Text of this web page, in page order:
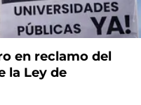
en reclamo del
la Ley de